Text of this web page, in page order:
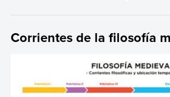
Corrientes de la filosofía